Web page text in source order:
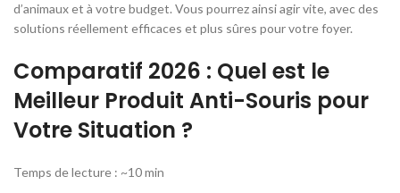
d’animaux et à votre budget. Vous pourrez ainsi agir vite, avec des
solutions réellement efficaces et plus sûres pour votre foyer.
Comparatif 2026 : Quel est le
Meilleur Produit Anti-Souris pour
Votre Situation ?
Temps de lecture : ~10 min